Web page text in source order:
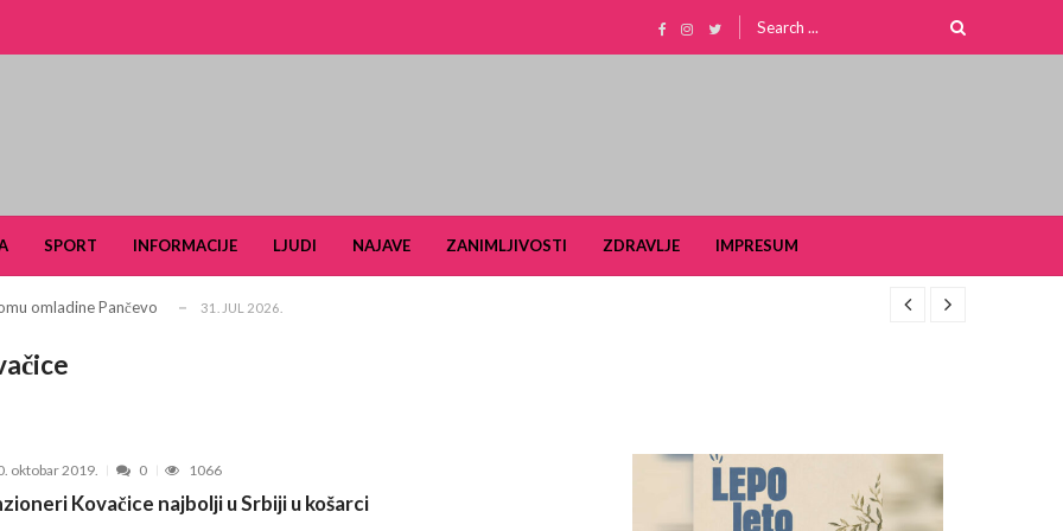
Search
SPORT INFORMACIJE LJUDI NAJAVE ZANIMLJIVOSTI ZDRAVLJE IMPRESUM
u Ulici Dragutina Ilkića Birte kod v... 21. APRIL 2026.
omladine Pančevo 31. JUL 2026.
Stara Misa: Na mrežu će biti pri...
otvara nove mogućnosti za obrazovan...
od 25. do 28. juna
u okviru projekta TERRAIN u čijem fo...
oktobar 2019. 0 1066
Kovačice najbolji u Srbiji u košarci